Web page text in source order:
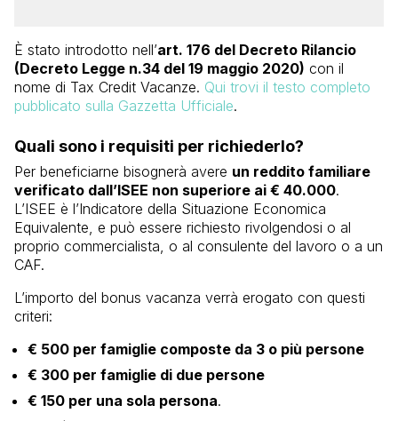
È stato introdotto nell’art. 176 del Decreto Rilancio
(Decreto Legge n.34 del 19 maggio 2020) con il
nome di Tax Credit Vacanze. Qui trovi il testo completo
pubblicato sulla Gazzetta Ufficiale.
Quali sono i requisiti per richiederlo?
Per beneficiarne bisognerà avere un reddito familiare
verificato dall’ISEE non superiore ai € 40.000.
L’ISEE è l’Indicatore della Situazione Economica
Equivalente, e può essere richiesto rivolgendosi o al
proprio commercialista, o al consulente del lavoro o a un
CAF.
L’importo del bonus vacanza verrà erogato con questi
criteri:
€ 500 per famiglie composte da 3 o più persone
€ 300 per famiglie di due persone
€ 150 per una sola persona.